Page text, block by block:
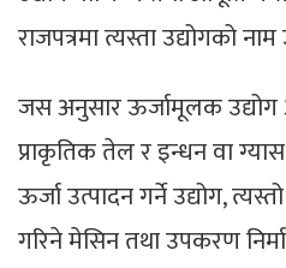
राजपत्रमा त्यस्ता उद्योगको
जस अनुसार ऊर्जामूलक उद्योग
प्राकृतिक तेल र इन्धन वा
ऊर्जा उत्पादन गर्ने उद्योग,
गरिने मेसिन तथा उपकरण